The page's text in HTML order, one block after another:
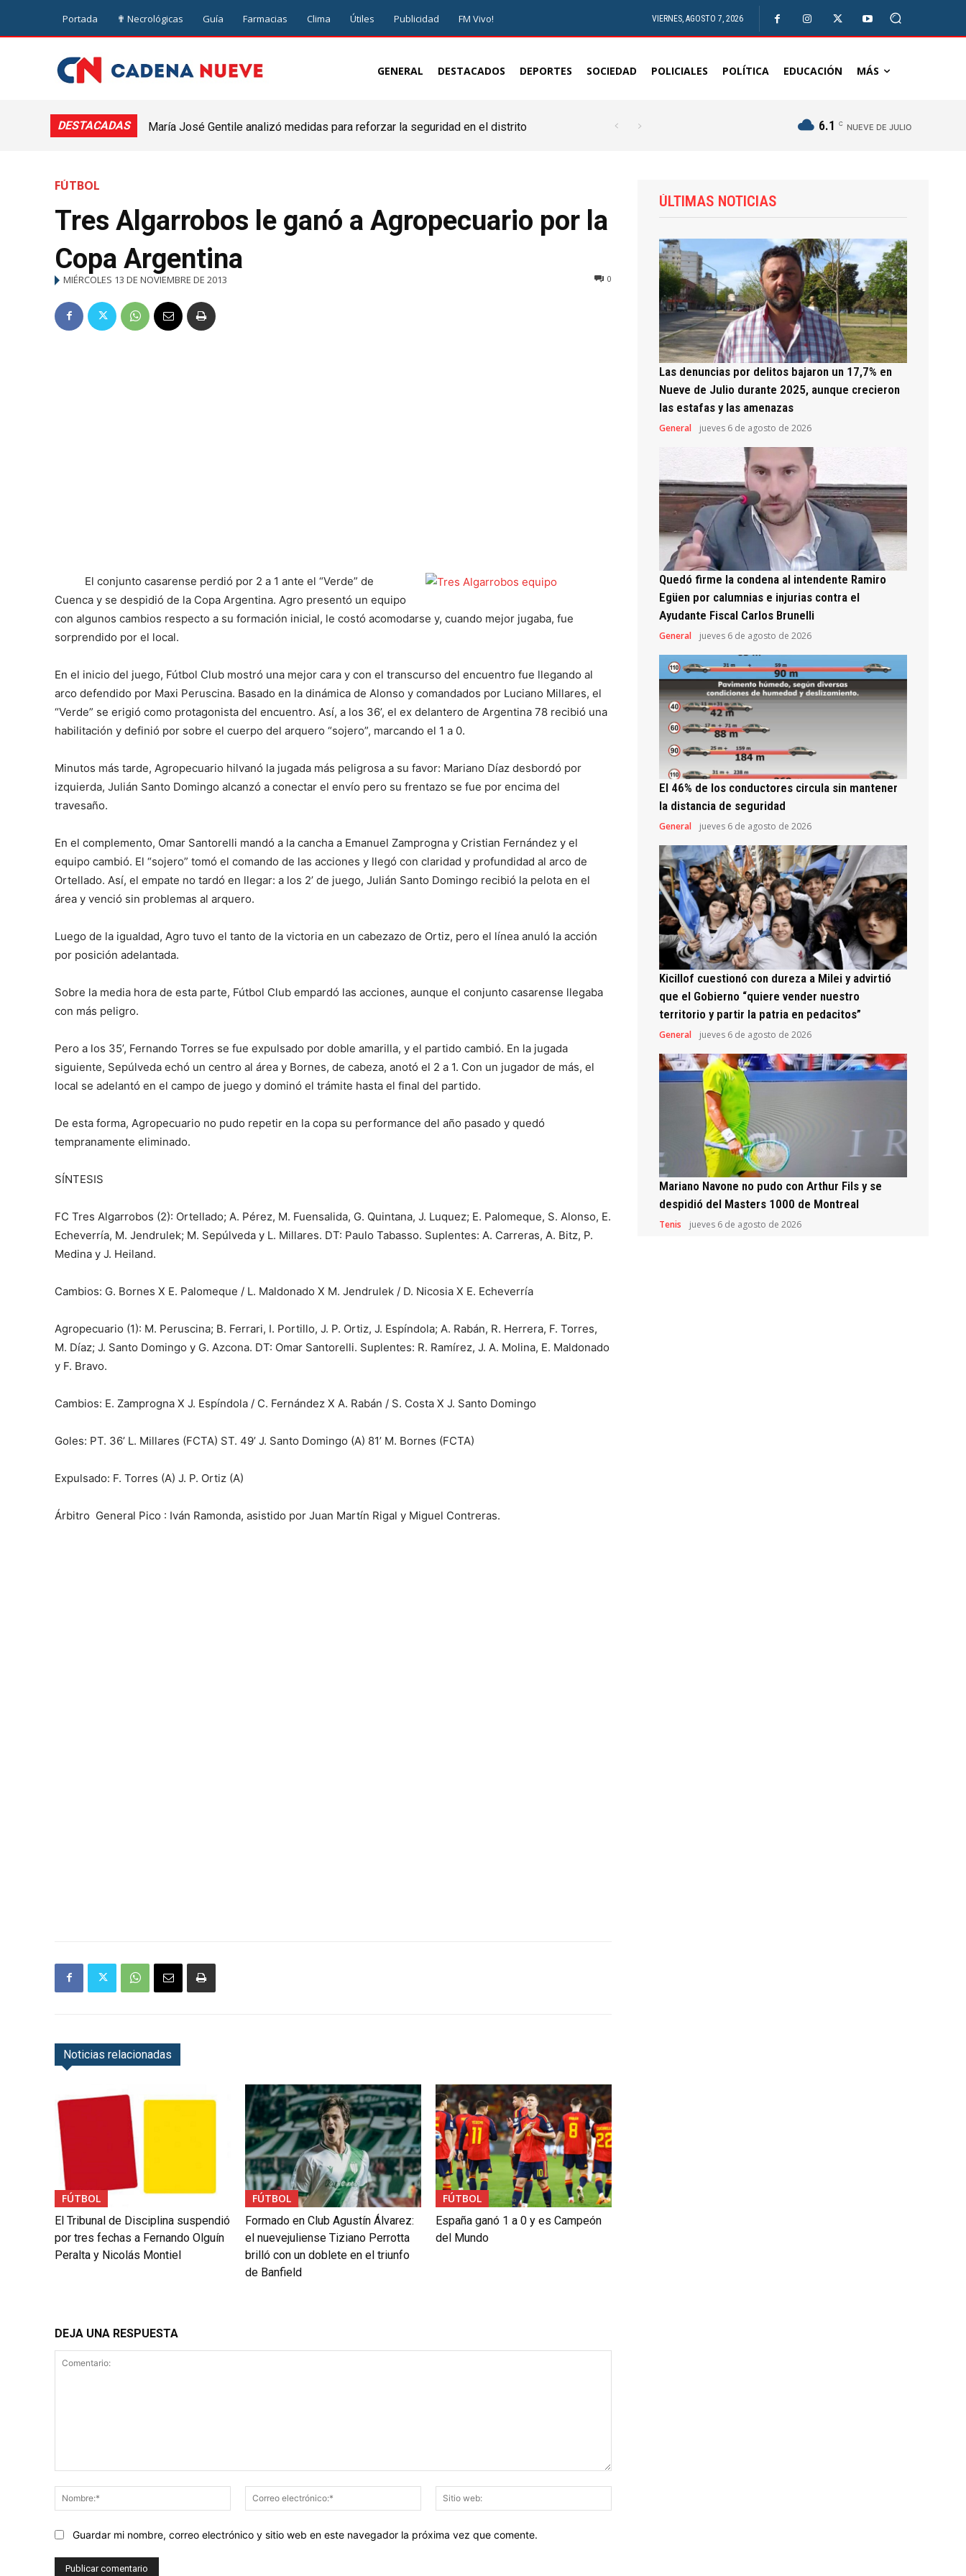
Portada ✟ Necrológicas Guía Farmacias Clima Útiles Publicidad FM Vivo! VIERNES, AGOSTO 7, 2026
GENERAL DESTACADOS DEPORTES SOCIEDAD POLICIALES POLÍTICA EDUCACIÓN MÁS
DESTACADAS
María José Gentile analizó medidas para reforzar la seguridad en el distrito
6.1 C NUEVE DE JULIO
FÚTBOL
Tres Algarrobos le ganó a Agropecuario por la
Copa Argentina
MIÉRCOLES 13 DE NOVIEMBRE DE 2013 0
El conjunto casarense perdió por 2 a 1 ante el “Verde” de
Cuenca y se despidió de la Copa Argentina. Agro presentó un equipo
con algunos cambios respecto a su formación inicial, le costó acomodarse y, cuando mejor jugaba, fue
sorprendido por el local.
En el inicio del juego, Fútbol Club mostró una mejor cara y con el transcurso del encuentro fue llegando al
arco defendido por Maxi Peruscina. Basado en la dinámica de Alonso y comandados por Luciano Millares, el
“Verde” se erigió como protagonista del encuentro. Así, a los 36’, el ex delantero de Argentina 78 recibió una
habilitación y definió por sobre el cuerpo del arquero “sojero”, marcando el 1 a 0.
Minutos más tarde, Agropecuario hilvanó la jugada más peligrosa a su favor: Mariano Díaz desbordó por
izquierda, Julián Santo Domingo alcanzó a conectar el envío pero su frentazo se fue por encima del
travesaño.
En el complemento, Omar Santorelli mandó a la cancha a Emanuel Zamprogna y Cristian Fernández y el
equipo cambió. El “sojero” tomó el comando de las acciones y llegó con claridad y profundidad al arco de
Ortellado. Así, el empate no tardó en llegar: a los 2’ de juego, Julián Santo Domingo recibió la pelota en el
área y venció sin problemas al arquero.
Luego de la igualdad, Agro tuvo el tanto de la victoria en un cabezazo de Ortiz, pero el línea anuló la acción
por posición adelantada.
Sobre la media hora de esta parte, Fútbol Club empardó las acciones, aunque el conjunto casarense llegaba
con más peligro.
Pero a los 35’, Fernando Torres se fue expulsado por doble amarilla, y el partido cambió. En la jugada
siguiente, Sepúlveda echó un centro al área y Bornes, de cabeza, anotó el 2 a 1. Con un jugador de más, el
local se adelantó en el campo de juego y dominó el trámite hasta el final del partido.
De esta forma, Agropecuario no pudo repetir en la copa su performance del año pasado y quedó
tempranamente eliminado.
SÍNTESIS
FC Tres Algarrobos (2): Ortellado; A. Pérez, M. Fuensalida, G. Quintana, J. Luquez; E. Palomeque, S. Alonso, E.
Echeverría, M. Jendrulek; M. Sepúlveda y L. Millares. DT: Paulo Tabasso. Suplentes: A. Carreras, A. Bitz, P.
Medina y J. Heiland.
Cambios: G. Bornes X E. Palomeque / L. Maldonado X M. Jendrulek / D. Nicosia X E. Echeverría
Agropecuario (1): M. Peruscina; B. Ferrari, I. Portillo, J. P. Ortiz, J. Espíndola; A. Rabán, R. Herrera, F. Torres,
M. Díaz; J. Santo Domingo y G. Azcona. DT: Omar Santorelli. Suplentes: R. Ramírez, J. A. Molina, E. Maldonado
y F. Bravo.
Cambios: E. Zamprogna X J. Espíndola / C. Fernández X A. Rabán / S. Costa X J. Santo Domingo
Goles: PT. 36’ L. Millares (FCTA) ST. 49’ J. Santo Domingo (A) 81’ M. Bornes (FCTA)
Expulsado: F. Torres (A) J. P. Ortiz (A)
Árbitro General Pico : Iván Ramonda, asistido por Juan Martín Rigal y Miguel Contreras.
Noticias relacionadas
FÚTBOL
El Tribunal de Disciplina suspendió
por tres fechas a Fernando Olguín
Peralta y Nicolás Montiel
FÚTBOL
Formado en Club Agustín Álvarez:
el nuevejuliense Tiziano Perrotta
brilló con un doblete en el triunfo
de Banfield
FÚTBOL
España ganó 1 a 0 y es Campeón
del Mundo
DEJA UNA RESPUESTA
Nombre:*
Correo
electrónico:*
web:
Guardar mi nombre, correo electrónico y sitio web en este navegador la próxima vez que comente.
ÚLTIMAS NOTICIAS
Las denuncias por delitos bajaron un 17,7% en
Nueve de Julio durante 2025, aunque crecieron
las estafas y las amenazas
General jueves 6 de agosto de 2026
Quedó firme la condena al intendente Ramiro
Egüen por calumnias e injurias contra el
Ayudante Fiscal Carlos Brunelli
General jueves 6 de agosto de 2026
El 46% de los conductores circula sin mantener
la distancia de seguridad
General jueves 6 de agosto de 2026
Kicillof cuestionó con dureza a Milei y advirtió
que el Gobierno “quiere vender nuestro
territorio y partir la patria en pedacitos”
General jueves 6 de agosto de 2026
Mariano Navone no pudo con Arthur Fils y se
despidió del Masters 1000 de Montreal
Tenis jueves 6 de agosto de 2026